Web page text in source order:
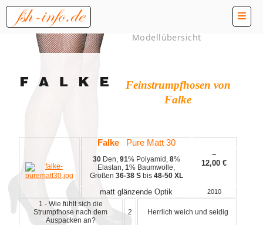
Modellübersicht
Feinstrumpfhosen von
Falke
FalkePure Matt 30
30Den, 91% Polyamid, 8%
Elastan,1% Baumwolle,
Größen 36-38 Sbis 48-50 XL
~
12,00 €
matt glänzende Optik 2010
1 - Wie fühlt sich die
Strumpfhose nach dem
Auspacken an?
2 Herrlich weich und seidig